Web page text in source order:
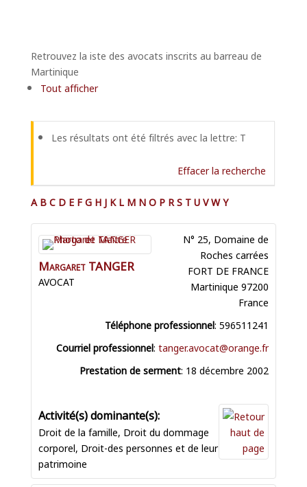
Retrouvez la iste des avocats inscrits au barreau de
Martinique
Tout afficher
Les résultats ont été filtrés avec la lettre: T
Effacer la recherche
A BC D E FG H J K L M NO P RS TUVWY
MargaretTANGER
AVOCAT
N° 25, Domaine de
Roches carrées
FORT DE FRANCE
Martinique 97200
France
Téléphone professionnel: 596511241
Courriel professionnel: tanger.avocat@orange.fr
Prestation de serment: 18 décembre 2002
Droit de la famille, Droit du dommage
corporel, Droit-des personnes et de leur
patrimoine